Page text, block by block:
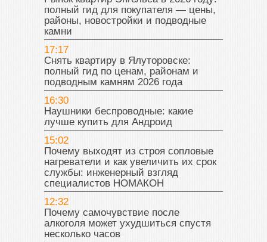
полный гид для покупателя — цены,
районы, новостройки и подводные
камни
17:17
Снять квартиру в Ялуторовске:
полный гид по ценам, районам и
подводным камням 2026 года
16:30
Наушники беспроводные: какие
лучше купить для Андроид
15:02
Почему выходят из строя сопловые
нагреватели и как увеличить их срок
службы: инженерный взгляд
специалистов НОМАКОН
12:32
Почему самочувствие после
алкоголя может ухудшиться спустя
несколько часов